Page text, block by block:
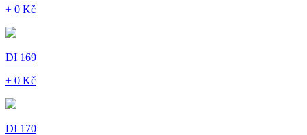
+ 0 Kč
DI 169
+ 0 Kč
DI 170